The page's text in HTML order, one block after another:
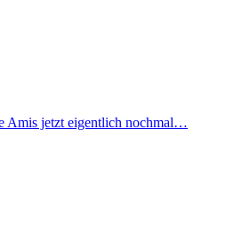
Amis jetzt eigentlich nochmal…